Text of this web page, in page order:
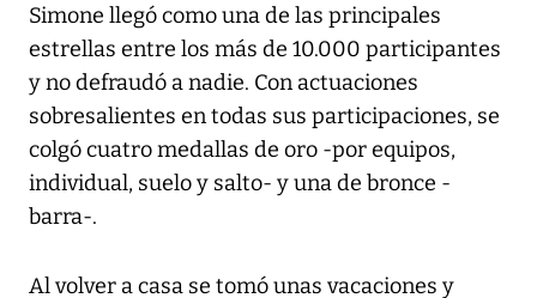
Simone llegó como una de las principales
estrellas entre los más de 10.000 participantes
y no defraudó a nadie. Con actuaciones
sobresalientes en todas sus participaciones, se
colgó cuatro medallas de oro -por equipos,
individual, suelo y salto- y una de bronce -
barra-.
Al volver a casa se tomó unas vacaciones y